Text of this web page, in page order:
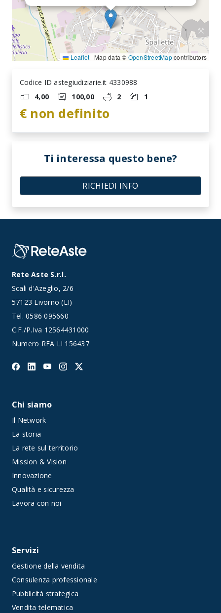
Leaflet | Map data © OpenStreetMapcontributors
Codice ID astegiudiziarie.it 4330988
4,00
100,00 2 1
€ non definito
Ti interessa questo bene?
RICHIEDI INFO
Rete Aste S.r.l.
Scali d'Azeglio, 2/6
57123 Livorno (LI)
Tel.0586 095660
C.F./P.Iva 12564431000
Numero REA LI 156437
Chi siamo
Il Network
La storia
La rete sul territorio
Mission & Vision
Innovazione
Qualità e sicurezza
Lavora con noi
Servizi
Gestione della vendita
Consulenza professionale
Pubblicità strategica
Vendita telematica